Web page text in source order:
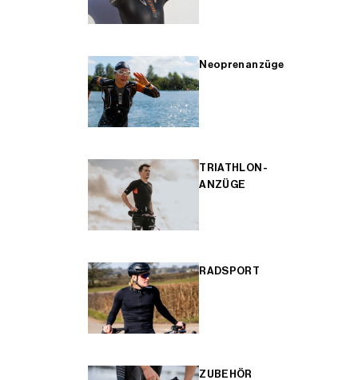
Neoprenanzüge
TRIATHLON-
ANZÜGE
RADSPORT
ZUBEHÖR